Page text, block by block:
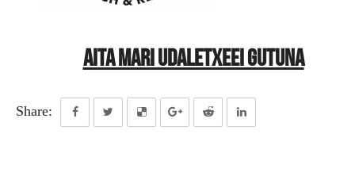
AITA MARI UDALETXEEI GUTUNA
Share: